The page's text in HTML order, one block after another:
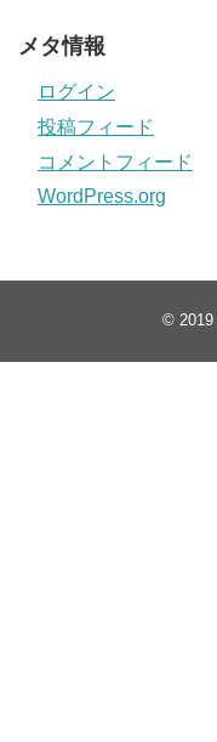
メタ情報
ログイン
投稿フィード
コメントフィード
WordPress.org
© 2019